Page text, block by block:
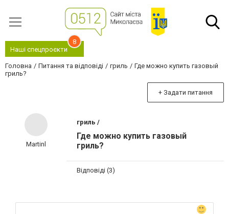
Наші спецпроєкти
8
Головна Питання та відповіді гриль
Где можно купить газовый
гриль?
+ Задати питання
Martinl
гриль /
Где можно купить газовый
гриль?
Відповіді (3)